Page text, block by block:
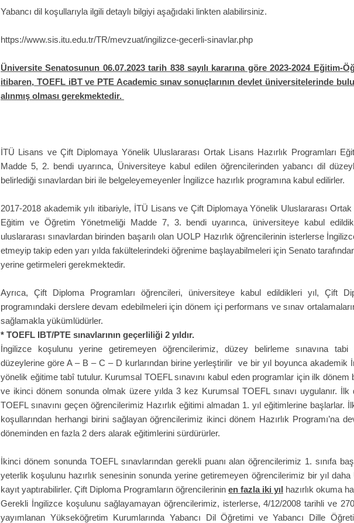
Yabancı dil koşullarıyla ilgili detaylı bilgiyi aşağıdaki linkten alabilirsiniz.
https://www.sis.itu.edu.tr/TR/mevzuat/ingilizce-gecerli-sinavlar.php
Üniversite Senatosunun 06.07.2023 tarih 838 sayılı kararına göre 2023-2024 Eğitim-
itibaren, TOEFL iBT ve PTE Academic sınav sonuçlarının devlet üniversitelerinde
alınmış olması gerekmektedir.
İTÜ Lisans ve Çift Diplomaya Yönelik Uluslararası Ortak Lisans Hazırlık Programları
Madde 5, 2. bendi uyarınca, Üniversiteye kabul edilen öğrencilerinden yabancı dil
belirlediği sınavlardan biri ile belgeleyemeyenler İngilizce hazırlık programına kabul edilirler.
2017-2018 akademik yılı itibariyle, İTÜ Lisans ve Çift Diplomaya Yönelik Uluslararası Ortak
Eğitim ve Öğretim Yönetmeliği Madde 7, 3. bendi uyarınca, üniversiteye kabul
uluslararası sınavlardan birinden başarılı olan UOLP Hazırlık öğrencilerinin isterlerse
etmeyip takip eden yarı yılda fakültelerindeki öğrenime başlayabilmeleri için Senato
yerine getirmeleri gerekmektedir.
Ayrıca, Çift Diploma Programları öğrencileri, üniversiteye kabul edildikleri yıl, Çift
programındaki derslere devam edebilmeleri için dönem içi performans ve sınav
sağlamakla yükümlüdürler.
* TOEFL IBT/PTE sınavlarının geçerliliği 2 yıldır.
İngilizce koşulunu yerine getiremeyen öğrencilerimiz, düzey belirleme sınavına
düzeylerine göre A – B – C – D kurlarından birine yerleştirilir ve bir yıl boyunca akademik
yönelik eğitime tabî tutulur. Kurumsal TOEFL sınavını kabul eden programlar için ilk dönem
ve ikinci dönem sonunda olmak üzere yılda 3 kez Kurumsal TOEFL sınavı uygulanır. İlk
TOEFL sınavını geçen öğrencilerimiz Hazırlık eğitimi almadan 1. yıl eğitimlerine başlarlar.
koşullarından herhangi birini sağlayan öğrencilerimiz ikinci dönem Hazırlık Programı’na
döneminden en fazla 2 ders alarak eğitimlerini sürdürürler.
İkinci dönem sonunda TOEFL sınavlarından gerekli puanı alan öğrencilerimiz 1. sınıfa
yeterlik koşulunu hazırlık senesinin sonunda yerine getiremeyen öğrencilerimiz bir yıl daha
kayıt yaptırabilirler. Çift Diploma Programların öğrencilerinin en fazla iki yıl hazırlık okuma
Gerekli İngilizce koşulunu sağlayamayan öğrencilerimiz, isterlerse, 4/12/2008 tarihli ve
yayımlanan Yükseköğretim Kurumlarında Yabancı Dil Öğretimi ve Yabancı Dille